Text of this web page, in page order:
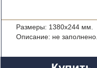
Размеры: 1380x244 мм.
Описание: не заполнено.